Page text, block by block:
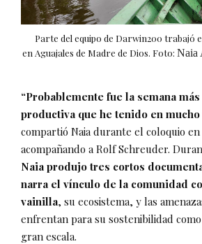
Parte del equipo de Darwin200 trabajó
en Aguajales de Madre de Dios. Foto: Naia
“Probablemente fue la semana
productiva que he tenido en
compartió Naia durante el coloquio en
acompañando a Rolf Schreuder.
Naia produjo tres cortos
narra el vínculo de la comunidad
vainilla, su ecosistema, y las
enfrentan para su sostenibilidad
gran escala.